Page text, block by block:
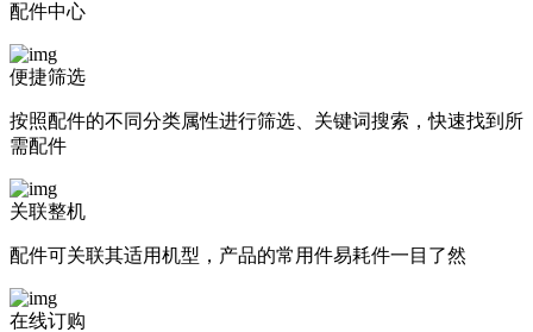
配件中心
便捷筛选
按照配件的不同分类属性进行筛选、关键词搜索，快速找到所
需配件
关联整机
配件可关联其适用机型，产品的常用件易耗件一目了然
在线订购